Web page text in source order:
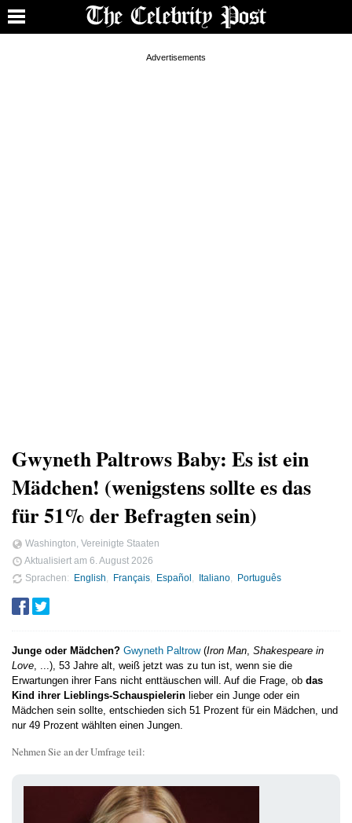
Gwyneth Paltrows Baby: Es ist ein
Mädchen! (wenigstens sollte es das
für 51% der Befragten sein)
Washington, Vereinigte Staaten
Aktualisiert am 6. August 2026
Sprachen
English Français Español Italiano Português
Junge oder Mädchen? Gwyneth Paltrow(Iron Man, Shakespeare in
Love, ...), 53 Jahre alt, weiß jetzt was zu tun ist, wenn sie die
Erwartungen ihrer Fans nicht enttäuschen will. Auf die Frage, ob das
Kind ihrer Lieblings-Schauspielerin lieber ein Junge oder ein
Mädchen sein sollte, entschieden sich 51 Prozent für ein Mädchen, und
nur 49 Prozent wählten einen Jungen.
Nehmen Sie an der Umfrage teil: